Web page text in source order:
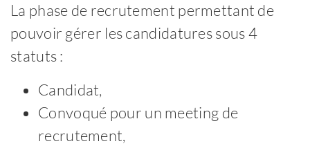
La phase de recrutement permettant de
pouvoir gérer les candidatures sous 4
statuts :
Candidat,
Convoqué pour un meeting de
recrutement,